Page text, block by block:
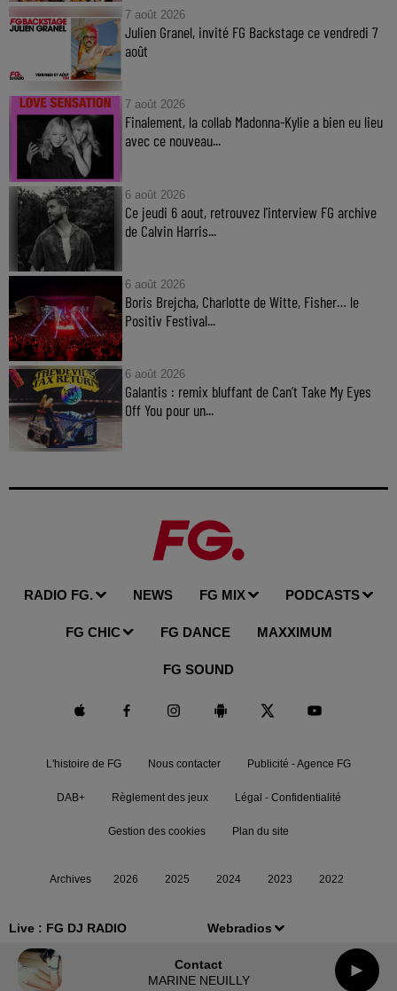
Live : FG DJ RADIO Webradios
Contact
MARINE NEUILLY
7 août 2026
Julien Granel, invité FG Backstage ce vendredi 7
août
7 août 2026
Finalement, la collab Madonna-Kylie a bien eu lieu
avec ce nouveau...
6 août 2026
Ce jeudi 6 aout, retrouvez l'interview FG archive
de Calvin Harris...
6 août 2026
Boris Brejcha, Charlotte de Witte, Fisher… le
Positiv Festival...
6 août 2026
Galantis : remix bluffant de Can’t Take My Eyes
Off You pour un...
RADIO FG. NEWS FG MIX PODCASTS
FG CHIC FG DANCE MAXXIMUM
FG SOUND
L'histoire de FG Nous contacter Publicité - Agence FG
DAB+ Règlement des jeux Légal - Confidentialité
Gestion des cookies Plan du site
Archives 2026 2025 2024 2023 2022